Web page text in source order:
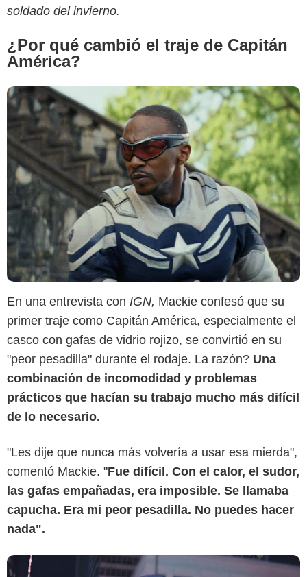
soldado del invierno.
¿Por qué cambió el traje de Capitán
América?
En una entrevista con IGN, Mackie confesó que su
primer traje como Capitán América, especialmente el
casco con gafas de vidrio rojizo, se convirtió en su
"peor pesadilla" durante el rodaje. La razón? Una
combinación de incomodidad y problemas
prácticos que hacían su trabajo mucho más difícil
de lo necesario.
"Les dije que nunca más volvería a usar esa mierda",
comentó Mackie. "Fue difícil. Con el calor, el sudor,
las gafas empañadas, era imposible. Se llamaba
capucha. Era mi peor pesadilla. No puedes hacer
nada".
Screen Crush